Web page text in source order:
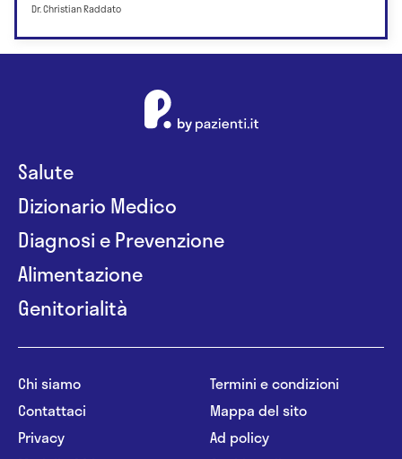
Dr. Christian Raddato
Salute
Dizionario Medico
Diagnosi e Prevenzione
Alimentazione
Genitorialità
Chi siamo
Contattaci
Privacy
Termini e condizioni
Mappa del sito
Ad policy